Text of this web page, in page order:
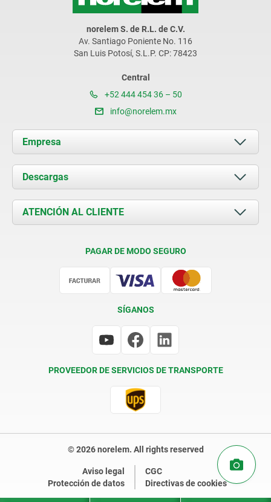
norelem S. de R.L. de C.V.
Av. Santiago Poniente No. 116
San Luis Potosí, S.L.P. CP: 78423
Central
+52 444 454 36 – 50
info@norelem.mx
Empresa
Acerca de nosotros
Novedades
Contacto
Descargas
Documents
ATENCIÓN AL CLIENTE
PAGAR DE MODO SEGURO
SÍGANOS
PROVEEDOR DE SERVICIOS DE TRANSPORTE
© 2026 norelem. All rights reserved
Aviso legal
CGC
Protección de datos
Directivas de cookies